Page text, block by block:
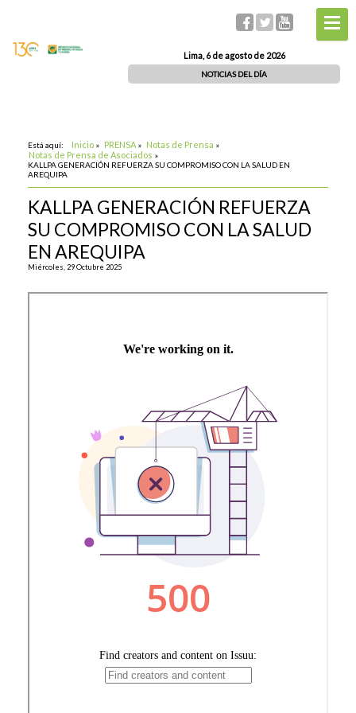
Lima, 6 de agosto de 2026
NOTICIAS DEL DÍA
Está aquí: Inicio » PRENSA » Notas de Prensa »
Notas de Prensa de Asociados »
KALLPA GENERACIÓN REFUERZA SU COMPROMISO CON LA SALUD EN
AREQUIPA
KALLPA GENERACIÓN REFUERZA
SU COMPROMISO CON LA SALUD
EN AREQUIPA
Miércoles, 29 Octubre 2025